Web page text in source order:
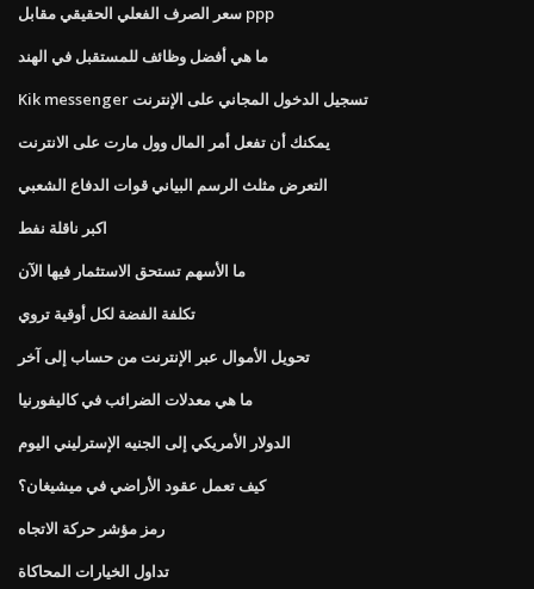
سعر الصرف الفعلي الحقيقي مقابل ppp
ما هي أفضل وظائف للمستقبل في الهند
Kik messenger تسجيل الدخول المجاني على الإنترنت
يمكنك أن تفعل أمر المال وول مارت على الانترنت
التعرض مثلث الرسم البياني قوات الدفاع الشعبي
اكبر ناقلة نفط
ما الأسهم تستحق الاستثمار فيها الآن
تكلفة الفضة لكل أوقية تروي
تحويل الأموال عبر الإنترنت من حساب إلى آخر
ما هي معدلات الضرائب في كاليفورنيا
الدولار الأمريكي إلى الجنيه الإسترليني اليوم
كيف تعمل عقود الأراضي في ميشيغان؟
رمز مؤشر حركة الاتجاه
تداول الخيارات المحاكاة